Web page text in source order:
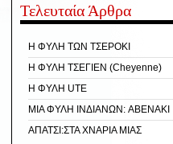
Τελευταία Άρθρα
Η ΦΥΛΗ ΤΩΝ ΤΣΕΡΟΚΙ
Η ΦΥΛΗ ΤΣΕΓΙΕΝ (Cheyenne)
H ΦΥΛΗ UTE
ΜΙΑ ΦΥΛΗ ΙΝΔΙΑΝΩΝ: ABENAKI
ΑΠΑΤΣΙ:ΣΤΑ ΧΝΑΡΙΑ ΜΙΑΣ